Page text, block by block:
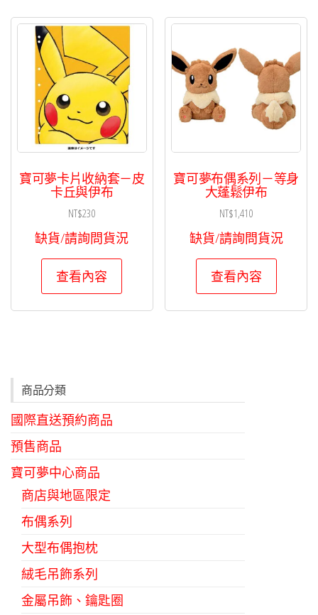
寶可夢卡片收納套－皮
卡丘與伊布
NT$230
缺貨/請詢問貨況
查看內容
寶可夢布偶系列－等身
大蓬鬆伊布
NT$1,410
缺貨/請詢問貨況
查看內容
商品分類
國際直送預約商品
預售商品
寶可夢中心商品
商店與地區限定
布偶系列
大型布偶抱枕
絨毛吊飾系列
金屬吊飾、鑰匙圈